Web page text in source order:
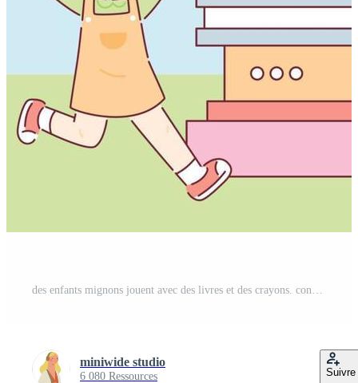
miniwide studio
6 080 Ressources Suivre